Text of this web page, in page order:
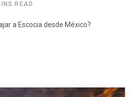
READ
a Escocia desde México?